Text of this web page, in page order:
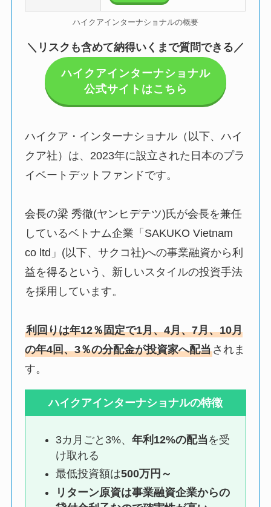
ハイクアインターナショナルの概要
＼リスクも含めて納得いくまで質問できる／
ハイクアインターナショナル
公式サイトはこちら
ハイクア・インターナショナル（以下、ハイ
クア社）は、2023年に設立された日本のプラ
イベートデットファンドです。
会長の梁 秀徹(ヤンヒデテツ)氏が会長を兼任
しているベトナム企業「SAKUKO Vietnam
co ltd」(以下、サクコ社)への事業融資から利
益を得るという、新しいスタイルの投資手法
を採用しています。
利回りは年12％固定で1月、4月、7月、10月
の年4回、3％の分配金が投資家へ配当されま
す。
ハイクアインターナショナルの特徴
3カ月ごと3%、 年利12%の配当 を受
け取れる
最低投資額は500万円～
リターン原資は事業融資企業からの